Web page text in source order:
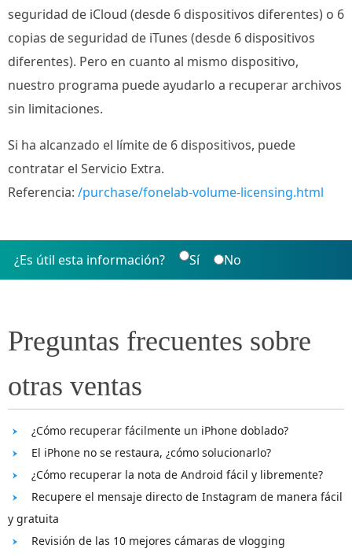
seguridad de iCloud (desde 6 dispositivos diferentes) o 6
copias de seguridad de iTunes (desde 6 dispositivos
diferentes). Pero en cuanto al mismo dispositivo,
nuestro programa puede ayudarlo a recuperar archivos
sin limitaciones.
Si ha alcanzado el límite de 6 dispositivos, puede
contratar el Servicio Extra.
Referencia: /purchase/fonelab-volume-licensing.html
¿Es útil esta información? Sí No
Preguntas frecuentes sobre
otras ventas
¿Cómo recuperar fácilmente un iPhone doblado?
El iPhone no se restaura, ¿cómo solucionarlo?
¿Cómo recuperar la nota de Android fácil y libremente?
Recupere el mensaje directo de Instagram de manera fácil
y gratuita
Revisión de las 10 mejores cámaras de vlogging